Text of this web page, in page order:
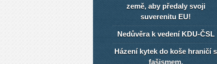
země, aby předaly svoji
suverenitu EU!
Nedůvěra k vedení KDU-ČSL
Házení kytek do koše hraničí s
fašismem.